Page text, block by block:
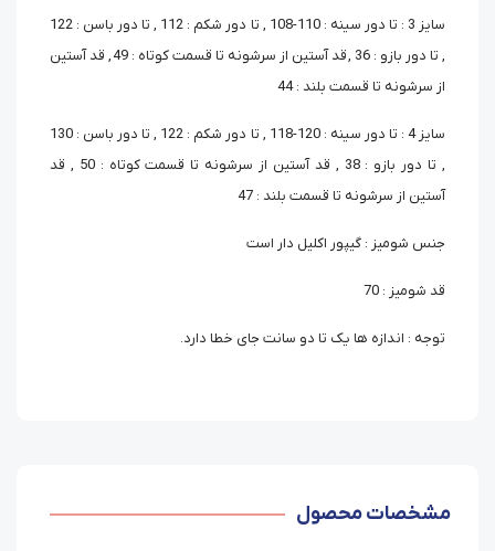
سایز 3 : تا دور سینه : 110-108 , تا دور شکم : 112 , تا دور باسن : 122
, تا دور بازو : 36 , قد آستین از سرشونه تا قسمت کوتاه : 49 , قد آستین
از سرشونه تا قسمت بلند : 44
سایز 4 : تا دور سینه : 120-118 , تا دور شکم : 122 , تا دور باسن : 130
, تا دور بازو : 38 , قد آستین از سرشونه تا قسمت کوتاه : 50 , قد
آستین از سرشونه تا قسمت بلند : 47
جنس شومیز : گیپور اکلیل دار است
قد شومیز : 70
توجه : اندازه ها یک تا دو سانت جای خطا دارد.
مشخصات محصول